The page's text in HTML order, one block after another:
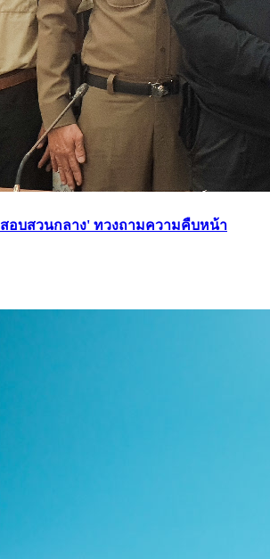
อบสวนกลาง' ทวงถามความคืบหน้า